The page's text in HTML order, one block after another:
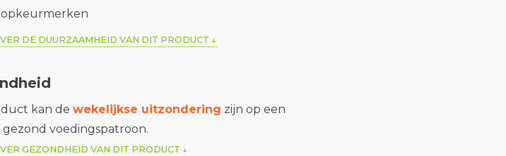
DE DUURZAAMHEID VAN DIT PRODUCT
kan dewekelijkse uitzondering zijn op een
voedingspatroon.
GEZONDHEID VAN DIT PRODUCT